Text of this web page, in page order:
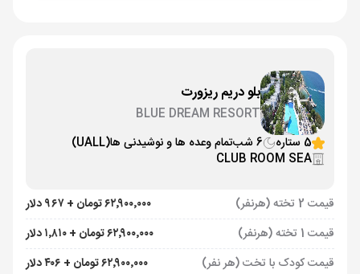
بلو دریم ریزورت
BLUE DREAM RESORT
5 ستاره
6 شب تمام وعده ها و نوشیدنی ها(UALL)
CLUB ROOM SEA
قیمت 2 تخته (هرنفر)
۶۲٬۹۰۰٬۰۰۰ تومان + ۹۶۷ دلار
قیمت 1 تخته (هرنفر)
۶۲٬۹۰۰٬۰۰۰ تومان + ۱٬۸۱۰ دلار
قیمت کودک با تخت (هر نفر)
۶۲٬۹۰۰٬۰۰۰ تومان + ۴۰۶ دلار